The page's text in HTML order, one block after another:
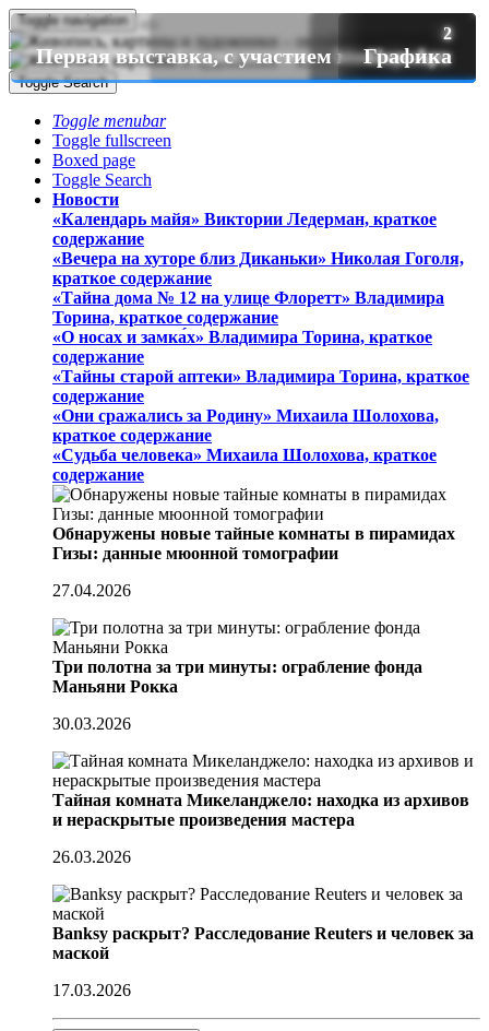
Toggle navigation
Toggle Search
Toggle menubar
Toggle fullscreen
Boxed page
Toggle Search
Новости
«Календарь майя» Виктории Ледерман, краткое
содержание
«Вечера на хуторе близ Диканьки» Николая Гоголя,
краткое содержание
«Тайна дома № 12 на улице Флоретт» Владимира
Торина, краткое содержание
«О носах и замка́х» Владимира Торина, краткое
содержание
«Тайны старой аптеки» Владимира Торина, краткое
содержание
«Они сражались за Родину» Михаила Шолохова,
краткое содержание
«Судьба человека» Михаила Шолохова, краткое
содержание
Обнаружены новые тайные комнаты в пирамидах
Гизы: данные мюонной томографии
27.04.2026
Три полотна за три минуты: ограбление фонда
Маньяни Рокка
30.03.2026
Тайная комната Микеланджело: находка из архивов
и нераскрытые произведения мастера
26.03.2026
Banksy раскрыт? Расследование Reuters и человек за
маской
17.03.2026
56
Портрет
16
Пейзаж
13
Социалистический поп-арт
9
Цветы
8
Натюрморт.
4
Животные.
4
Первая выставка, с участием моих работ.
2
Поп Арт
2
Графика